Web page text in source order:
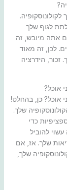
לגוף שלך
אתה מיובש, זה
לכן, זה מאוד
זכור, הידרציה
אוכל?
אוכל? כן, בהחלט!
שלך.
כדי
להוביל
שלך. אז, אם
שלך,